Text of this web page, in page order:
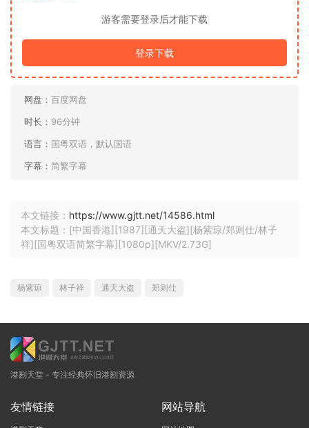
游客需要登录后才能下载
登录下载
网盘： 百度网盘
时长： 96分钟
语言： 国粤双语，默认国语
字幕： 简繁字幕
本文链接： https://www.gjtt.net/14586.html
本文标题：[中国香港][1987][通天大盗][杨紫琼/郑则仕/林子
祥][国粤双语简繁字幕][1080p][MKV/2.73G]
杨紫琼 林子祥 通天大盗 郑则仕
港剧天堂 - 专注经典怀旧港剧资源
友情链接 网站导航